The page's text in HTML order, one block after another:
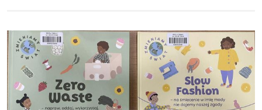
Obraz